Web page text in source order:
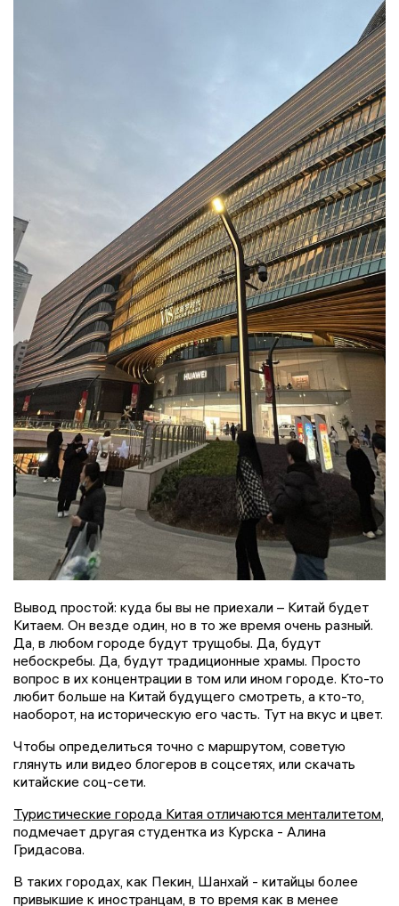
Вывод простой: куда бы вы не приехали – Китай будет
Китаем. Он везде один, но в то же время очень разный.
Да, в любом городе будут трущобы. Да, будут
небоскребы. Да, будут традиционные храмы. Просто
вопрос в их концентрации в том или ином городе. Кто-то
любит больше на Китай будущего смотреть, а кто-то,
наоборот, на историческую его часть. Тут на вкус и цвет.
Чтобы определиться точно с маршрутом, советую
глянуть или видео блогеров в соцсетях, или скачать
китайские соц-сети.
Туристические города Китая отличаются менталитетом
подмечает другая студентка из Курска - Алина
Гридасова.
В таких городах, как Пекин, Шанхай - китайцы более
привыкшие к иностранцам, в то время как в менее